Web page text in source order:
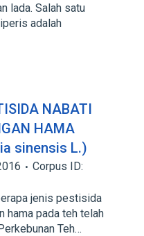
lada. Salah satu
adalah
NABATI
HAMA
sinensis L.)
Corpus ID:
jenis pestisida
hama pada teh telah
Teh…